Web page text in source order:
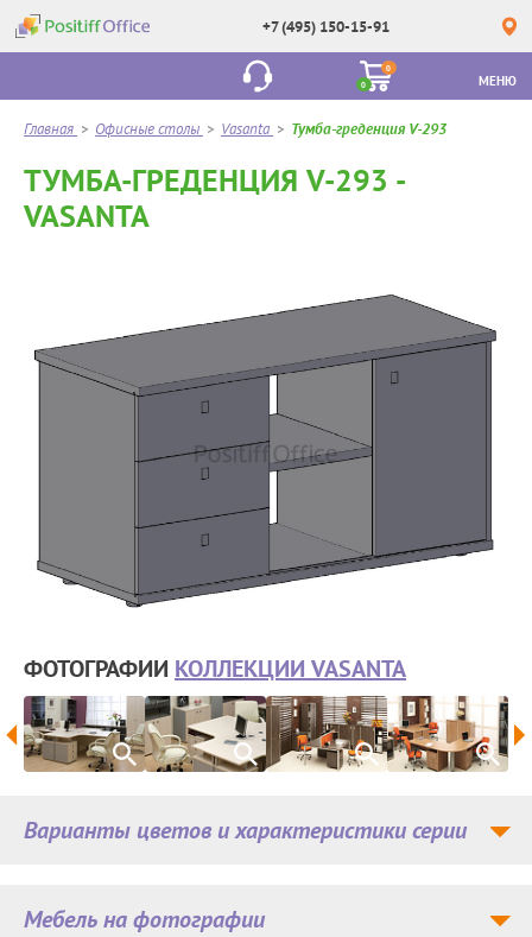
+7 (495) 150-15-91
0
0
МЕНЮ
Главная > Офисные столы > Vasanta > Тумба-греденция V-293
ТУМБА-ГРЕДЕНЦИЯ V-293 -
VASANTA
ФОТОГРАФИИ КОЛЛЕКЦИИ VASANTA
Мебель на фотографии
Варианты цветов и характеристики серии